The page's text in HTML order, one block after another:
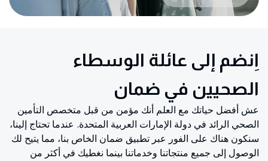
اِنضم إلى عائلة الوسطاء
الصحيين في ضمان
عش أفضل حياتك مع العلم أنك مؤمن من قبل متخصص التأمين
الصحي الرائد في دولة الإمارات العربية المتحدة. عندما تحتاج إلينا،
سنكون هناك على الفور عبر تطبيق ضمان الخاص بنا، مما يتيح لك
الوصول إلى جميع منتجاتنا وخدماتنا بينما نغطيك في أكثر من